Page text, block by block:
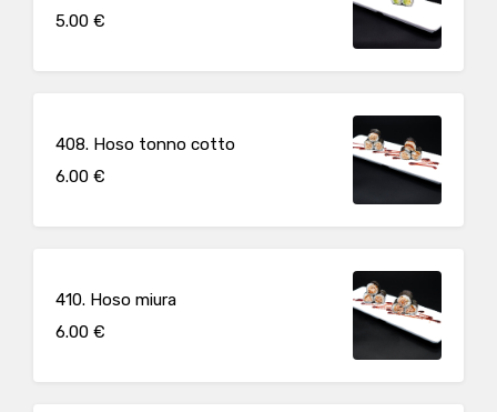
5.00 €
408. Hoso tonno cotto
6.00 €
410. Hoso miura
6.00 €